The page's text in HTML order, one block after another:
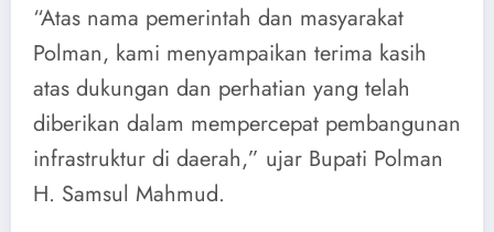
“Atas nama pemerintah dan masyarakat
Polman, kami menyampaikan terima kasih
atas dukungan dan perhatian yang telah
diberikan dalam mempercepat pembangunan
infrastruktur di daerah,” ujar Bupati Polman
H. Samsul Mahmud.